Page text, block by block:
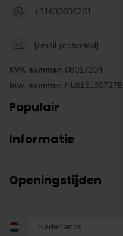
+31630830261
[email protected]
KVK nummer: 08017204
btw-nummer:
Populair
Informatie
Openingstijden